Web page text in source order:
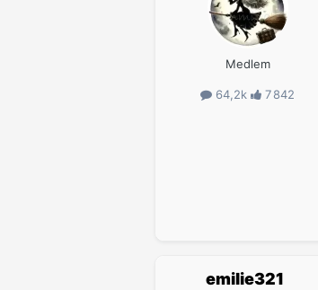
Medlem
64,2k 7 842
emilie321